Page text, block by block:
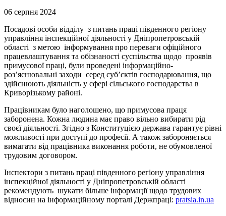
06 серпня 2024
Посадові особи відділу з питань праці південного регіону
управління інспекційної діяльності у Дніпропетровській
області з метою інформування про переваги офіційного
працевлаштування та обізнаності суспільства щодо проявів
примусової праці, були проведені інформаційно-
роз’яснювальні заходи серед суб’єктів господарювання, що
здійснюють діяльність у сфері сільського господарства в
Криворізькому районі.
Працівникам було наголошено, що примусова праця
заборонена. Кожна людина має право вільно вибирати рід
своєї діяльності. Згідно з Конституцією держава гарантує рівні
можливості при доступі до професії. А також забороняється
вимагати від працівника виконання роботи, не обумовленої
трудовим договором.
Інспектори з питань праці південного регіону управління
інспекційної діяльності у Дніпропетровській області
рекомендують шукати більше інформації щодо трудових
відносин на інформаційному порталі Держпраці: pratsia.in.ua